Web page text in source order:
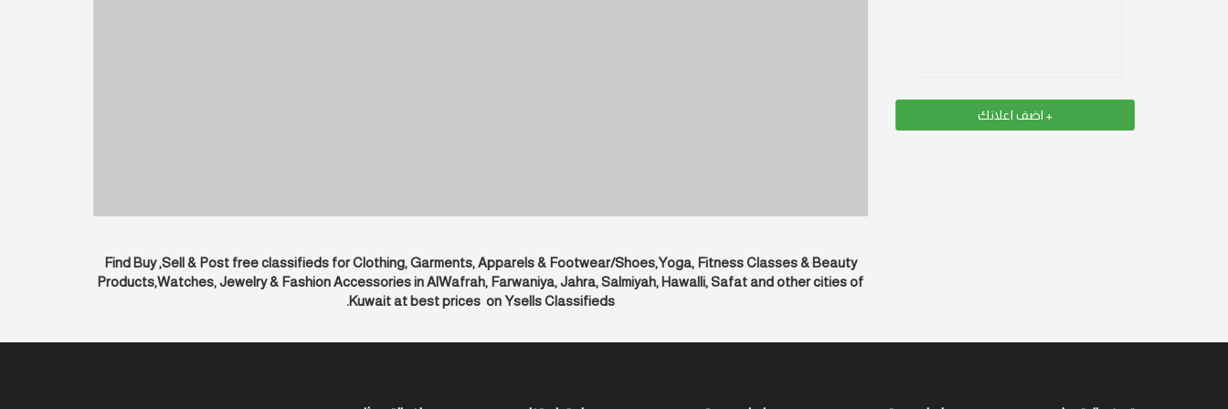
+ اضف اعلانك
Find Buy ,Sell & Post free classifieds for Clothing, Garments, Apparels & Footwear/Shoes,Yoga, Fitness Classes & Beauty
Products,Watches, Jewelry & Fashion Accessories in AlWafrah, Farwaniya, Jahra, Salmiyah, Hawalli, Safat and other cities of
Kuwait at best prices on Ysells Classifieds.